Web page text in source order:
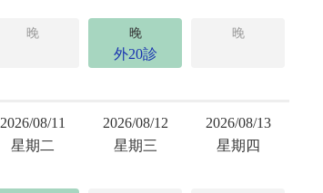
晚 晚
外20診
晚
2026/08/11
星期二
2026/08/12
星期三
2026/08/13
星期四